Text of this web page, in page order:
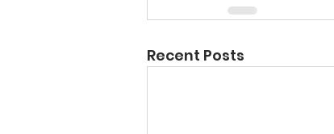
Recent Posts